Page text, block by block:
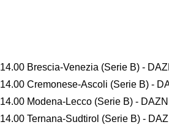
14.00 Brescia-Venezia (Serie B) -
14.00 Cremonese-Ascoli (Serie B) -
14.00 Modena-Lecco (Serie B) -
14.00 Ternana-Sudtirol (Serie B) -